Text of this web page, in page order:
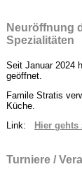
Neuröffnung
Spezialitäten
Seit Januar 2024
geöffnet.
Famile Stratis
Küche.
Link:
Hier
Turniere /